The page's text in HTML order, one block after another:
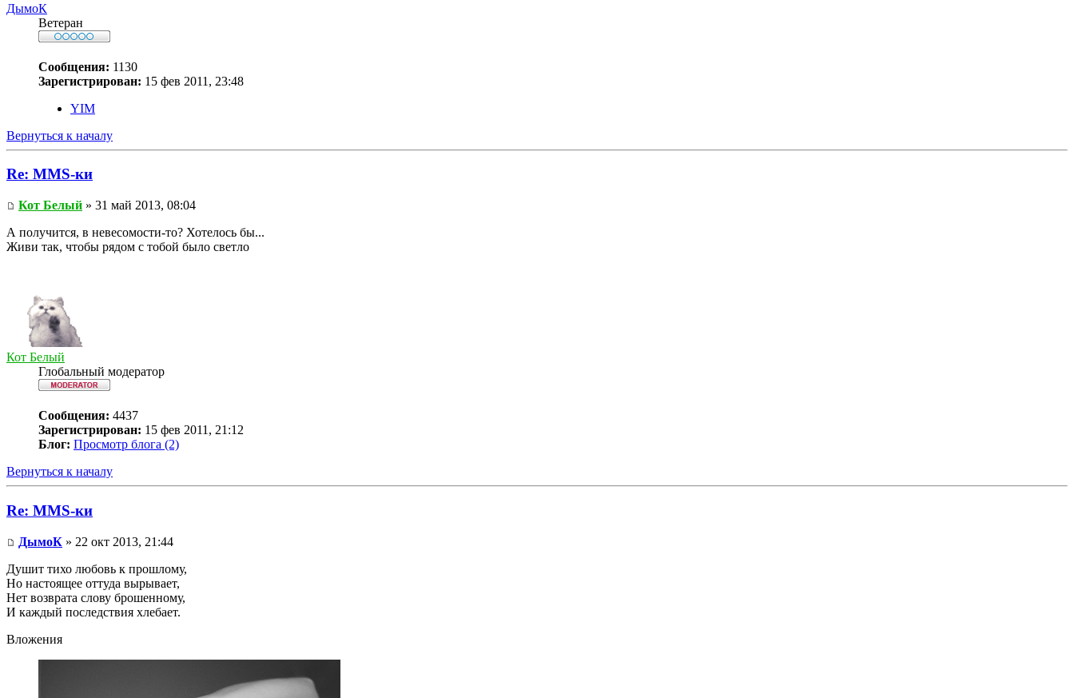
ДымоК
Ветеран
Сообщения: 1130
Зарегистрирован: 15 фев 2011, 23:48
YIM
Вернуться к началу
Re: MMS-ки
Кот Белый » 31 май 2013, 08:04
А получится, в невесомости-то? Хотелось бы...
Живи так, чтобы рядом с тобой было светло
Кот Белый
Глобальный модератор
Сообщения: 4437
Зарегистрирован: 15 фев 2011, 21:12
Блог: Просмотр блога (2)
Вернуться к началу
Re: MMS-ки
ДымоК » 22 окт 2013, 21:44
Душит тихо любовь к прошлому,
Но настоящее оттуда вырывает,
Нет возврата слову брошенному,
И каждый последствия хлебает.
Вложения